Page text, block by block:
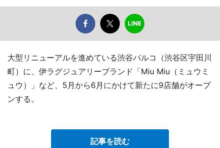
大型リニューアルを進めている渋谷パルコ（渋谷区宇田川
町）に、伊ラグジュアリーブランド「Miu Miu（ミュウミ
ュウ）」など、5月から6月にかけて新たに9店舗がオープ
ンする。
記事を読む